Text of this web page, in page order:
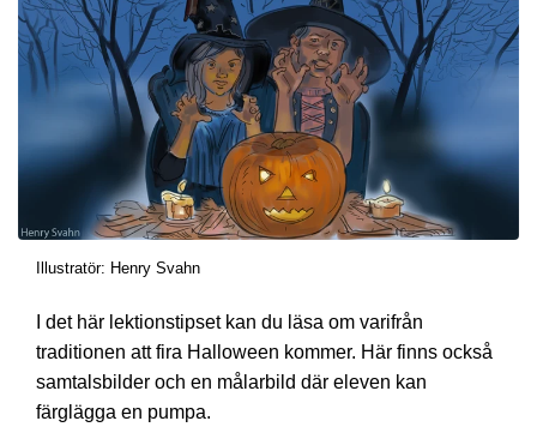
Illustratör: Henry Svahn
I det här lektionstipset kan du läsa om varifrån
traditionen att fira Halloween kommer. Här finns också
samtalsbilder och en målarbild där eleven kan
färglägga en pumpa.